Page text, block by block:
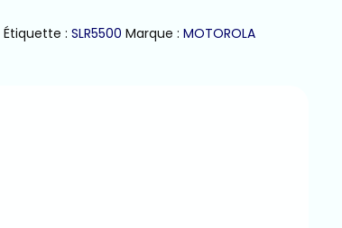
Étiquette :SLR5500 Marque :MOTOROLA